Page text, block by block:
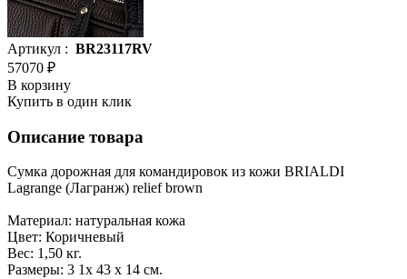
Артикул : BR23117RV
57070 ₽
В корзину
Купить в один клик
Описание товара
Сумка дорожная для командировок из кожи BRIALDI
Lagrange (Лагранж) relief brown
Материал: натуральная кожа
Цвет: Коричневый
Вес: 1,50 кг.
Размеры: 3 1х 43 х 14 см.